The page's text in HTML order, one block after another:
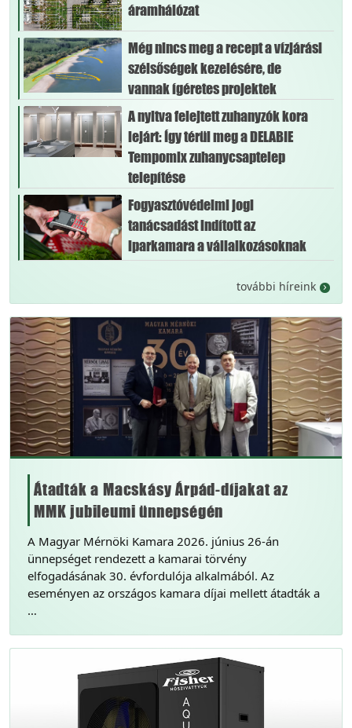
áramhálózat
Még nincs meg a recept a vízjárási
szélsőségek kezelésére, de
vannak ígéretes projektek
A nyitva felejtett zuhanyzók kora
lejárt: Így térül meg a DELABIE
Tempomix zuhanycsaptelep
telepítése
Fogyasztóvédelmi jogi
tanácsadást indított az
iparkamara a vállalkozásoknak
további híreink
Átadták a Macskásy Árpád-díjakat az
MMK jubileumi ünnepségén
A Magyar Mérnöki Kamara 2026. június 26-án
ünnepséget rendezett a kamarai törvény
elfogadásának 30. évfordulója alkalmából. Az
eseményen az országos kamara díjai mellett átadták a
…